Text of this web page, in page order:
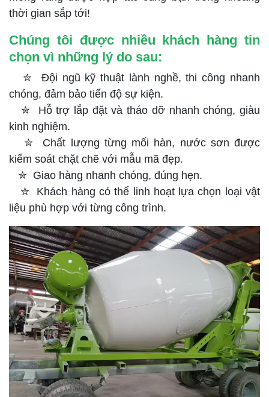
thời gian sắp tới!
Chúng tôi được nhiều khách hàng tin
chọn vì những lý do sau:
✮ Đội ngũ kỹ thuật lành nghề, thi công nhanh
chóng, đảm bảo tiến độ sự kiện.
✮ Hỗ trợ lắp đặt và tháo dỡ nhanh chóng, giàu
kinh nghiệm.
✮ Chất lượng từng mối hàn, nước sơn được
kiểm soát chặt chẽ với mẫu mã đẹp.
✮ Giao hàng nhanh chóng, đúng hẹn.
✮ Khách hàng có thể linh hoạt lựa chọn loại vật
liệu phù hợp với từng công trình.